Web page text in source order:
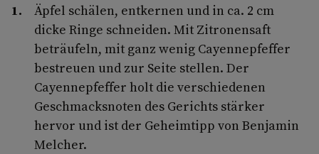
Äpfel schälen, entkernen und in ca. 2 cm
dicke Ringe schneiden. Mit Zitronensaft
beträufeln, mit ganz wenig Cayennepfeffer
bestreuen und zur Seite stellen. Der
Cayennepfeffer holt die verschiedenen
Geschmacksnoten des Gerichts stärker
hervor und ist der Geheimtipp von Benjamin
Melcher.